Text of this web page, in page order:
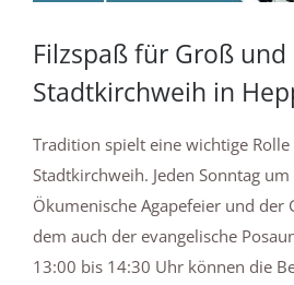
Filzspaß für Groß und
Stadtkirchweih in
Tradition spielt eine wichtige
Stadtkirchweih. Jeden Sonntag
Ökumenische Agapefeier und der
dem auch der evangelische
13:00 bis 14:30 Uhr können die